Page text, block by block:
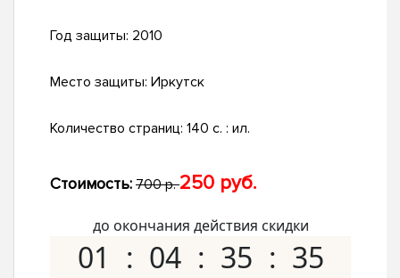
Год защиты: 2010
Место защиты: Иркутск
Количество страниц: 140 с. : ил.
Стоимость: 700 р.250 руб.
до окончания действия скидки
01 04 35 34